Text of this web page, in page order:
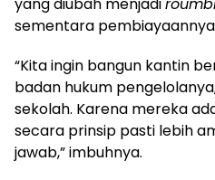
sementara
“Kita ingin bangun kantin
badan hukum
sekolah. Karena mereka
secara prinsip pasti lebih
jawab,” imbuhnya.